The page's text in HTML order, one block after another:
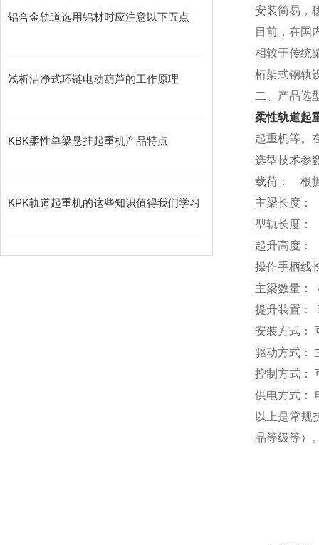
铝合金轨道选用铝材时应注意以下五点
浅析洁净式环链电动葫芦的工作原理
KBK柔性单梁悬挂起重机产品特点
KPK轨道起重机的这些知识值得我们学习
安装简易，
目前，在国
相较于传统
桁架式钢轨
二、产品选
柔性轨道起
起重机等。
选型技术参
载荷：
主梁长度
型轨长度
起升高度
操作手柄
主梁数量
提升装置：
安装方式：
驱动方式：
控制方式：
供电方式：
以上是常规
品等级等）